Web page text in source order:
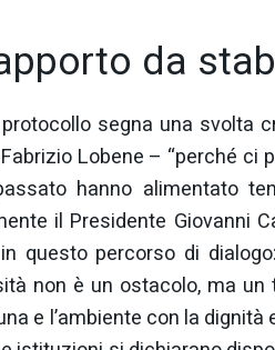
da
protocollo segna una svolta
Fabrizio Lobene – “perché
hanno alimentato
il Presidente Giovanni
questo percorso di
non è un ostacolo, ma
e l’ambiente con la